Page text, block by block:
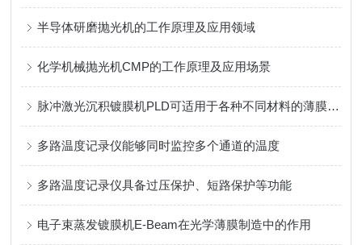
半导体研磨抛光机的工作原理及应用领域
化学机械抛光机CMP的工作原理及应用场景
脉冲激光沉积镀膜机PLD可适用于各种不同材料的薄膜沉积
多路温度记录仪能够同时监控多个通道的温度
多路温度记录仪具备过压保护、短路保护等功能
电子束蒸发镀膜机E-Beam在光学薄膜制造中的作用